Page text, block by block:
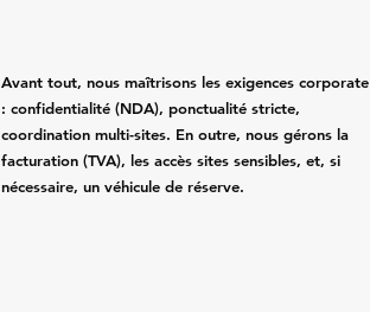
Avant tout, nous maîtrisons les exigences corporate
: confidentialité (NDA), ponctualité stricte,
coordination multi-sites. En outre, nous gérons la
facturation (TVA), les accès sites sensibles, et, si
nécessaire, un véhicule de réserve.